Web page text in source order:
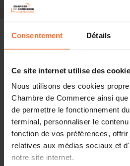
Consentement Détails
Ce site internet utilise des
Nous utilisons des cookies
Chambre de Commerce ainsi
de permettre le fonctionnement
terminal, personnaliser le
fonction de vos préférences,
relatives aux médias sociaux et
notre site internet.